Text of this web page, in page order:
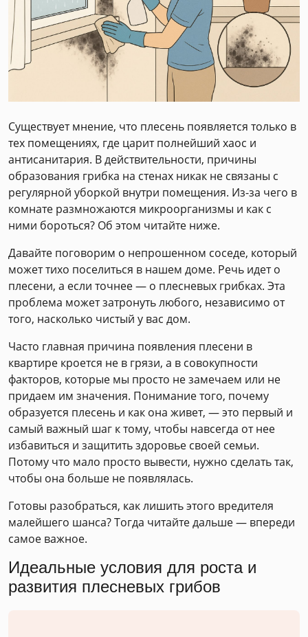
Существует мнение, что плесень появляется только в
тех помещениях, где царит полнейший хаос и
антисанитария. В действительности, причины
образования грибка на стенах никак не связаны с
регулярной уборкой внутри помещения. Из-за чего в
комнате размножаются микроорганизмы и как с
ними бороться? Об этом читайте ниже.
Давайте поговорим о непрошенном соседе, который
может тихо поселиться в нашем доме. Речь идет о
плесени, а если точнее — о плесневых грибках. Эта
проблема может затронуть любого, независимо от
того, насколько чистый у вас дом.
Часто главная причина появления плесени в
квартире кроется не в грязи, а в совокупности
факторов, которые мы просто не замечаем или не
придаем им значения. Понимание того, почему
образуется плесень и как она живет, — это первый и
самый важный шаг к тому, чтобы навсегда от нее
избавиться и защитить здоровье своей семьи.
Потому что мало просто вывести, нужно сделать так,
чтобы она больше не появлялась.
Готовы разобраться, как лишить этого вредителя
малейшего шанса? Тогда читайте дальше — впереди
самое важное.
Идеальные условия для роста и
развития плесневых грибов